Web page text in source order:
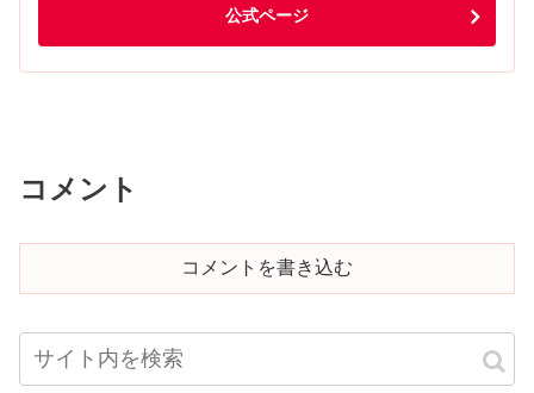
公式ページ
コメント
コメントを書き込む